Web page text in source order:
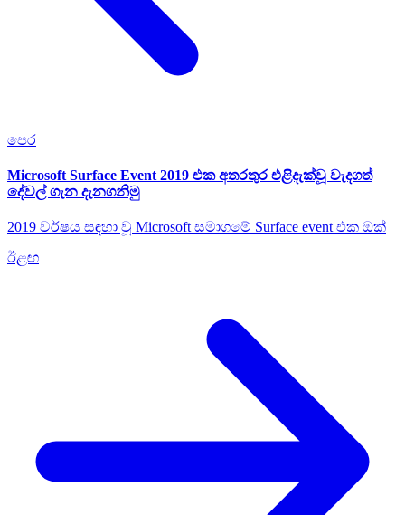
පෙර
Microsoft Surface Event 2019 එක අතරතුර එළිදැක්වූ වැදගත්
දේවල් ගැන දැනගනිමු
2019 වර්ෂය සඳහා වූ Microsoft සමාගමේ Surface event එක ඔක්
ඊළඟ